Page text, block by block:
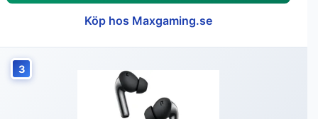
Köp hos Maxgaming.se
3